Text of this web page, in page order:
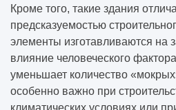
Кроме того, такие здания
предсказуемостью
элементы изготавливаются на
влияние человеческого
уменьшает количество
особенно важно при
климатических условиях или